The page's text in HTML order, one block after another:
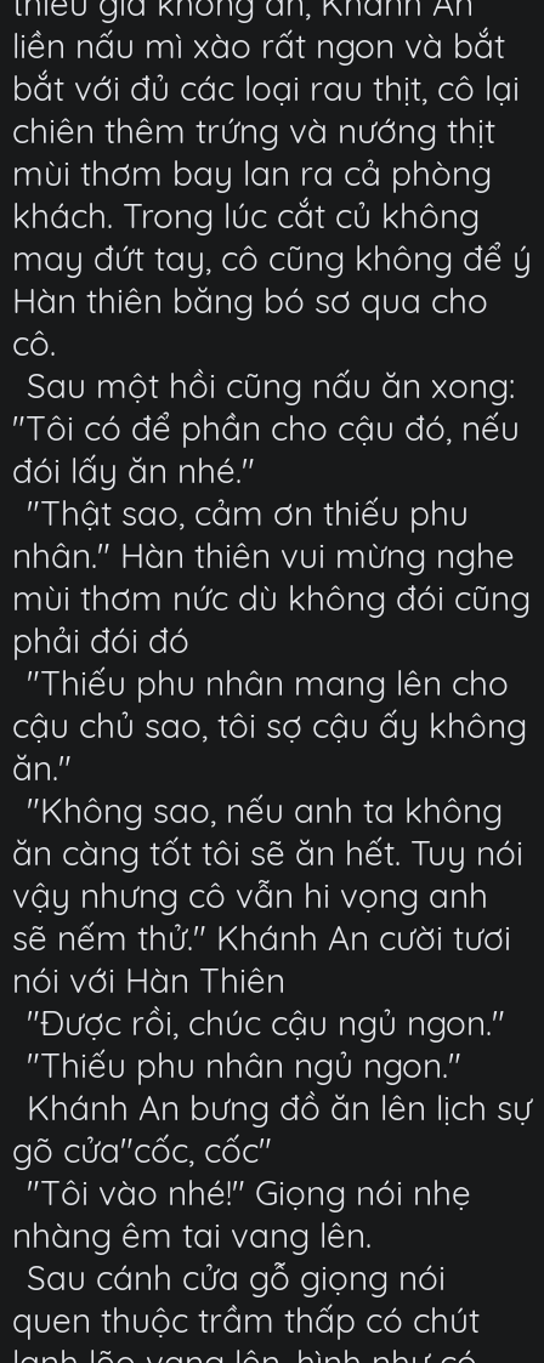
liền nấu mì xào rất ngon và bắt
bắt với đủ các loại rau thịt, cô lại
chiên thêm trứng và nướng thịt
mùi thơm bay lan ra cả phòng
khách. Trong lúc cắt củ không
may đứt tay, cô cũng không để ý
Hàn thiên băng bó sơ qua cho
cô.
Sau một hồi cũng nấu ăn xong:
"Tôi có để phần cho cậu đó, nếu
đói lấy ăn nhé."
"Thật sao, cảm ơn thiếu phu
nhân." Hàn thiên vui mừng nghe
mùi thơm nức dù không đói cũng
phải đói đó
"Thiếu phu nhân mang lên cho
cậu chủ sao, tôi sợ cậu ấy không
ăn."
"Không sao, nếu anh ta không
ăn càng tốt tôi sẽ ăn hết. Tuy nói
vậy nhưng cô vẫn hi vọng anh
sẽ nếm thử." Khánh An cười tươi
nói với Hàn Thiên
"Được rồi, chúc cậu ngủ ngon."
"Thiếu phu nhân ngủ ngon."
Khánh An bưng đồ ăn lên lịch sự
gõ cửa"cốc, cốc"
"Tôi vào nhé!" Giọng nói nhẹ
nhàng êm tai vang lên.
Sau cánh cửa gỗ giọng nói
quen thuộc trầm thấp có chút